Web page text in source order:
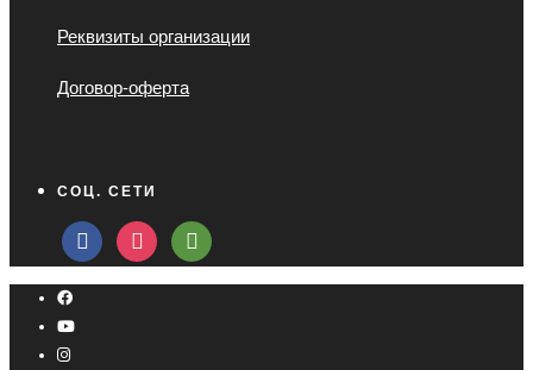
Реквизиты организации
Договор-оферта
СОЦ. СЕТИ
facebookinstagramtripadvisor